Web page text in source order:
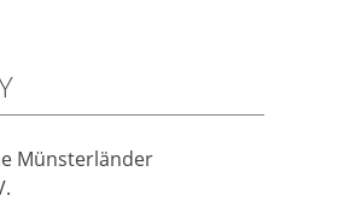
Münsterländer